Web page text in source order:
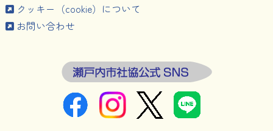
クッキー（cookie）について
お問い合わせ